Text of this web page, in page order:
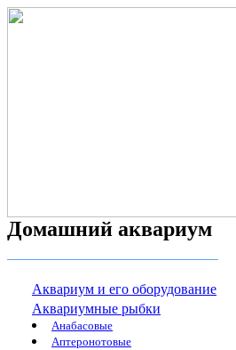
Домашний аквариум
Аквариум и его оборудование
Аквариумные рыбки
Анабасовые
Аптеронотовые